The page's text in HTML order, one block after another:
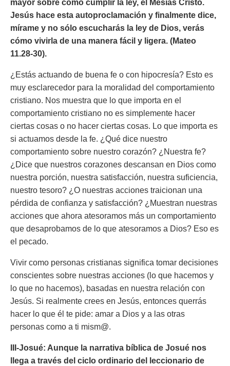
mayor sobre cómo cumplir la ley, el Mesías Cristo.
Jesús hace esta autoproclamación y finalmente dice,
mírame y no sólo escucharás la ley de Dios, verás
cómo vivirla de una manera fácil y ligera. (Mateo
11.28-30).
¿Estás actuando de buena fe o con hipocresía? Esto es
muy esclarecedor para la moralidad del comportamiento
cristiano. Nos muestra que lo que importa en el
comportamiento cristiano no es simplemente hacer
ciertas cosas o no hacer ciertas cosas. Lo que importa es
si actuamos desde la fe. ¿Qué dice nuestro
comportamiento sobre nuestro corazón? ¿Nuestra fe?
¿Dice que nuestros corazones descansan en Dios como
nuestra porción, nuestra satisfacción, nuestra suficiencia,
nuestro tesoro? ¿O nuestras acciones traicionan una
pérdida de confianza y satisfacción? ¿Muestran nuestras
acciones que ahora atesoramos más un comportamiento
que desaprobamos de lo que atesoramos a Dios? Eso es
el pecado.
Vivir como personas cristianas significa tomar decisiones
conscientes sobre nuestras acciones (lo que hacemos y
lo que no hacemos), basadas en nuestra relación con
Jesús. Si realmente crees en Jesús, entonces querrás
hacer lo que él te pide: amar a Dios y a las otras
personas como a ti mism@.
III-Josué: Aunque la narrativa bíblica de Josué nos
llega a través del ciclo ordinario del leccionario de